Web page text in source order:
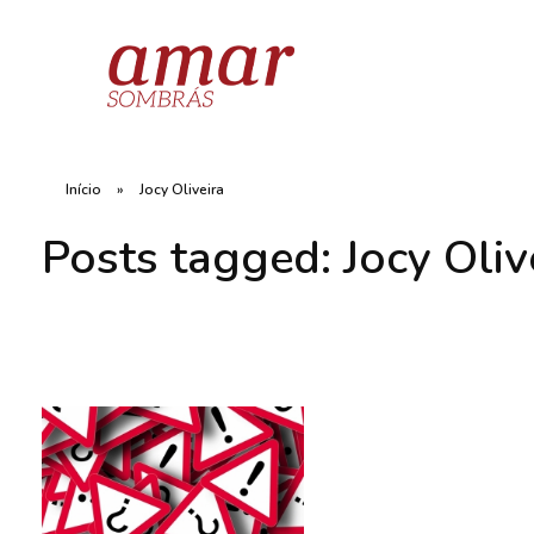
Início » Jocy Oliveira
Posts tagged: Jocy